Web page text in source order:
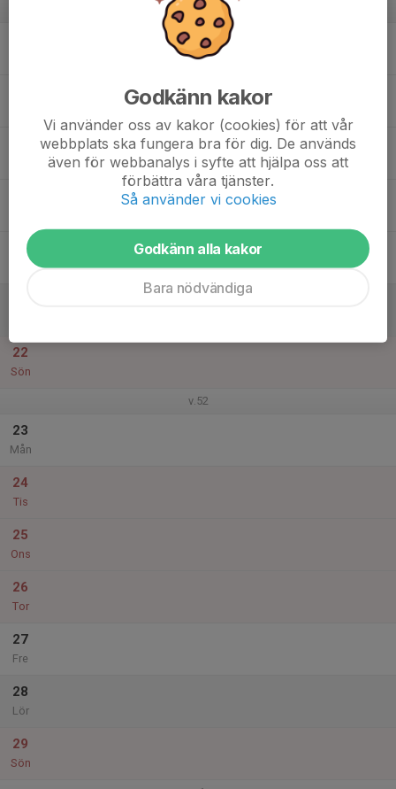
v.51
Träning
20
18:00
INSTÄLLD Träning
Ulriksdalshallen 1/2 Plan
22
Sön
v.52
23
Mån
24
Tis
25
Ons
26
Tor
27
Fre
28
Lör
29
Sön
Godkänn kakor
Vi använder oss av kakor (cookies) för att vår
webbplats ska fungera bra för dig. De används
även för webbanalys i syfte att hjälpa oss att
förbättra våra tjänster.
Så använder vi cookies
Godkänn alla kakor
Bara nödvändiga